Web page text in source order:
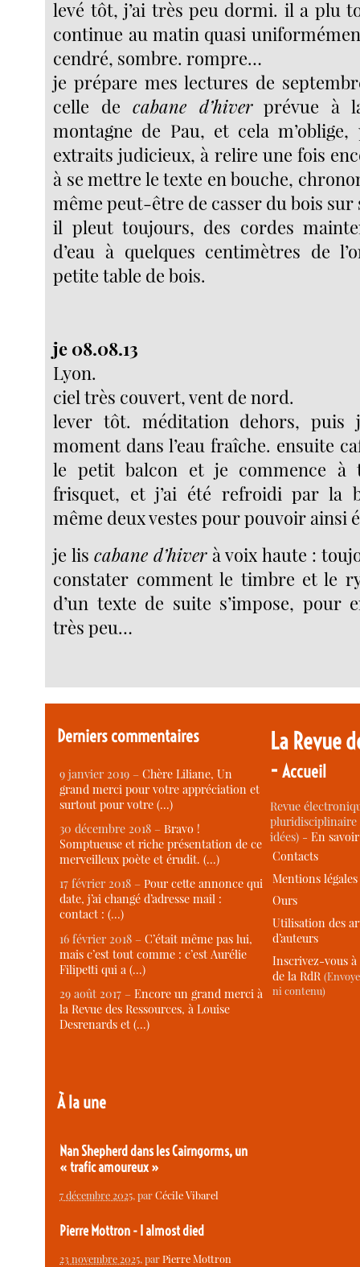
levé tôt, j’ai très peu dormi. il a plu
continue au matin quasi
cendré, sombre. rompre…
je prépare mes lectures de
celle de cabane d’hiverprévue à
montagne de Pau, et cela
extraits judicieux, à relire une fois
à se mettre le texte en bouche,
même peut-être de casser du bois
il pleut toujours, des cordes
d’eau à quelques centimètres de
petite table de bois.
je 08.08.13
Lyon.
ciel très couvert, vent de nord.
lever tôt. méditation dehors, puis
moment dans l’eau fraîche. ensuite
le petit balcon et je commence à
frisquet, et j’ai été refroidi par la
même deux vestes pour pouvoir ainsi
je lis cabane d’hiverà voix haute :
constater comment le timbre et le
d’un texte de suite s’impose, pour
très peu…
Derniers commentaires
9 janvier 2019 –Chère Liliane, Un
grand merci pour votre appréciation et
surtout pour votre (…)
30 décembre 2018 –Bravo !
Somptueuse et riche présentation de ce
merveilleux poète et érudit. (…)
17 février 2018 –Pour cette annonce qui
date, j’ai changé d’adresse mail :
contact : (…)
16 février 2018 –C’était même pas lui,
mais c’est tout comme : c’est Aurélie
Filipetti qui a (…)
29 août 2017 –Encore un grand merci à
la Revue des Ressources, à Louise
Desrenards et (…)
À la une
Nan Shepherd dans les Cairngorms, un
« trafic amoureux »
7 décembre 2025, parCécile Vibarel
Pierre Mottron - I almost died
23 novembre 2025, parPierre Mottron
La Revue
-Accueil
Revue
idées) -En
Contacts
Mentions légales
Ours
Utilisation des
d’auteurs
Inscrivez-vous
de la RdR
ni contenu)